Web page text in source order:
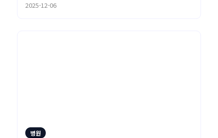
2025-12-06
병원